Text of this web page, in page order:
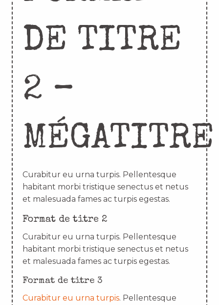
DE TITRE
2 –
MÉGATITRE
Curabitur eu urna turpis. Pellentesque
habitant morbi tristique senectus et netus
et malesuada fames ac turpis egestas.
Format de titre 2
Curabitur eu urna turpis. Pellentesque
habitant morbi tristique senectus et netus
et malesuada fames ac turpis egestas.
Format de titre 3
Curabitur eu urna turpis. Pellentesque